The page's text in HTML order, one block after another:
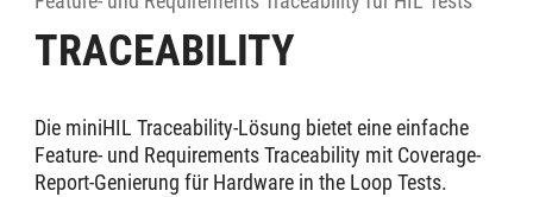
TRACEABILITY
Die miniHIL Traceability-Lösung bietet eine einfache
Feature- und Requirements Traceability mit Coverage-
Report-Genierung für Hardware in the Loop Tests.